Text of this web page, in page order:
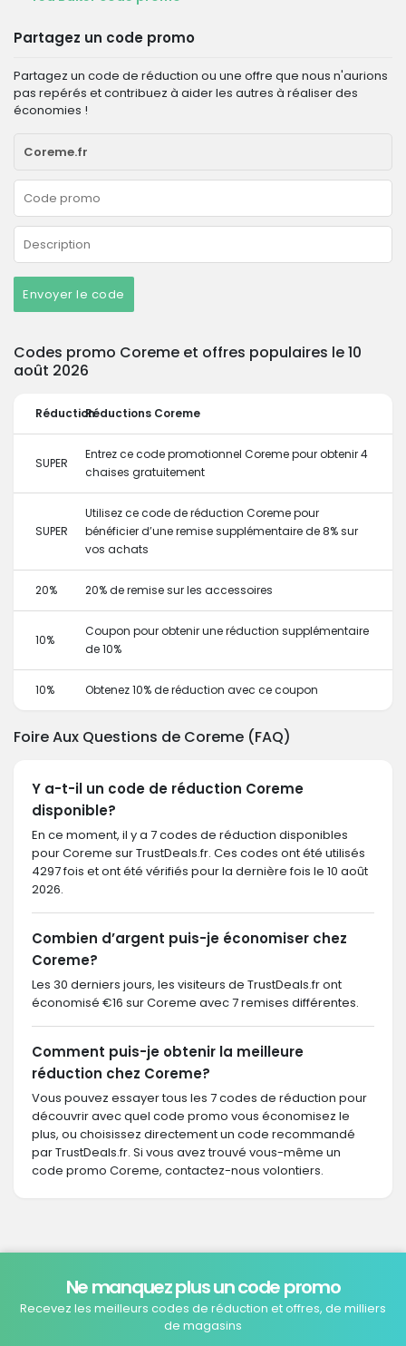
Partagez un code promo
Partagez un code de réduction ou une offre que nous n'aurions
pas repérés et contribuez à aider les autres à réaliser des
économies !
Envoyer le code
Codes promo Coreme et offres populaires le 10
août 2026
RéductionRéductions Coreme
SUPER
Entrez ce code promotionnel Coreme pour obtenir 4
chaises gratuitement
SUPER
Utilisez ce code de réduction Coreme pour
bénéficier d’une remise supplémentaire de 8% sur
vos achats
20% 20% de remise sur les accessoires
10%
Coupon pour obtenir une réduction supplémentaire
de 10%
10% Obtenez 10% de réduction avec ce coupon
Foire Aux Questions de Coreme (FAQ)
Y a-t-il un code de réduction Coreme
disponible?
En ce moment, il y a 7 codes de réduction disponibles
pour Coreme sur TrustDeals.fr. Ces codes ont été utilisés
4297 fois et ont été vérifiés pour la dernière fois le 10 août
2026.
Combien d’argent puis-je économiser chez
Coreme?
Les 30 derniers jours, les visiteurs de TrustDeals.fr ont
économisé €16 sur Coreme avec 7 remises différentes.
Comment puis-je obtenir la meilleure
réduction chez Coreme?
Vous pouvez essayer tous les 7 codes de réduction pour
découvrir avec quel code promo vous économisez le
plus, ou choisissez directement un code recommandé
par TrustDeals.fr. Si vous avez trouvé vous-même un
code promo Coreme, contactez-nous volontiers.
Ne manquez plus un code promo
Recevez les meilleurs codes de réduction et offres, de milliers
de magasins